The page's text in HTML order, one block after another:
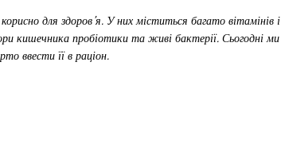
для здоров’я. У них міститься багато вітамінів і
кишечника пробіотики та живі бактерії. Сьогодні ми
ввести її в раціон.